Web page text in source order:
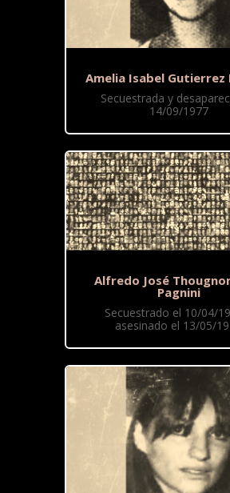
Amelia Isabel Gutierrez
Secuestrada y
14/09/1977
Alfredo José
Pagnini
Secuestrado el 10/04/
asesinado el 13/05/